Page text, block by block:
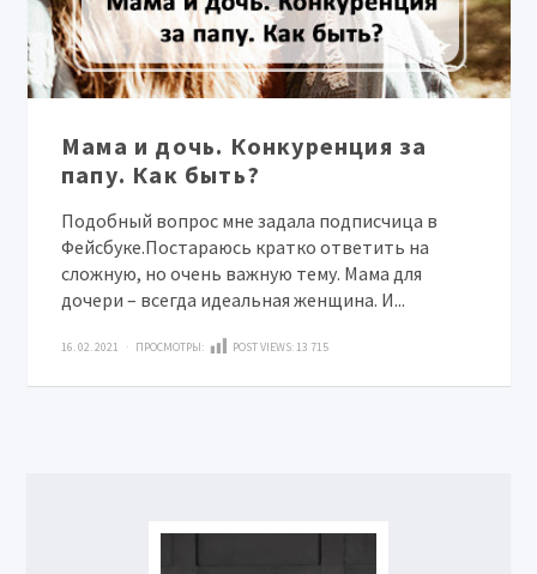
Мама и дочь. Конкуренция за
папу. Как быть?
Подобный вопрос мне задала подписчица в
Фейсбуке.Постараюсь кратко ответить на
сложную, но очень важную тему. Мама для
дочери – всегда идеальная женщина. И...
16. 02. 2021 · ПРОСМОТРЫ: POST VIEWS: 13 715